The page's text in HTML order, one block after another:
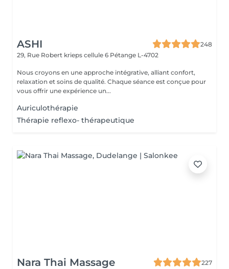
ASHI
248
29, Rue Robert krieps cellule 6 Pétange L-4702
Nous croyons en une approche intégrative, alliant confort,
relaxation et soins de qualité. Chaque séance est conçue pour
vous offrir une expérience un...
Auriculothérapie
Thérapie reflexo- thérapeutique
Nara Thai Massage
227